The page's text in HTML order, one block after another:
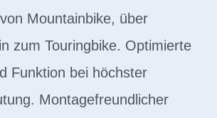
Mountainbike, über
zum Touringbike. Optimierte
Funktion bei höchster
Montagefreundlicher